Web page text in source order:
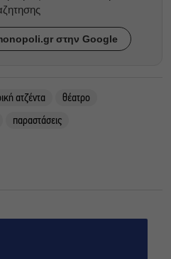
στην Google
ατζέντα
θέατρο
παραστάσεις